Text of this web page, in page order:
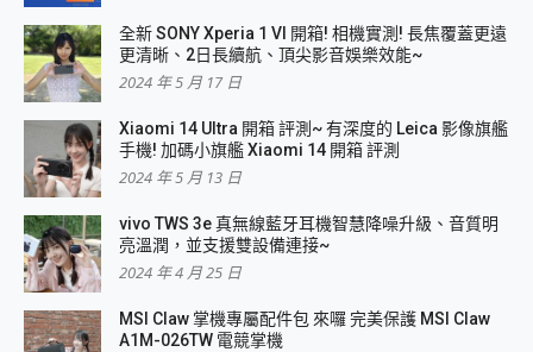
全新 SONY Xperia 1 VI 開箱! 相機實測! 長焦覆蓋更遠
更清晰、2日長續航、頂尖影音娛樂效能~
2024 年 5 月 17 日
Xiaomi 14 Ultra 開箱 評測~ 有深度的 Leica 影像旗艦
手機! 加碼小旗艦 Xiaomi 14 開箱 評測
2024 年 5 月 13 日
vivo TWS 3e 真無線藍牙耳機智慧降噪升級、音質明
亮溫潤，並支援雙設備連接~
2024 年 4 月 25 日
MSI Claw 掌機專屬配件包 來囉 完美保護 MSI Claw
A1M-026TW 電競掌機